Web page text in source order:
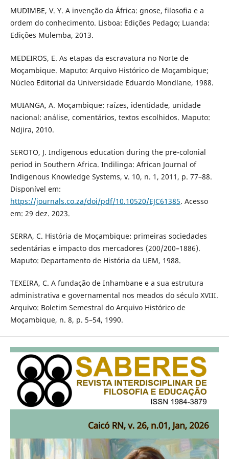
MUDIMBE, V. Y. A invenção da África: gnose, filosofia e a
ordem do conhecimento. Lisboa: Edições Pedago; Luanda:
Edições Mulemba, 2013.
MEDEIROS, E. As etapas da escravatura no Norte de
Moçambique. Maputo: Arquivo Histórico de Moçambique;
Núcleo Editorial da Universidade Eduardo Mondlane, 1988.
MUIANGA, A. Moçambique: raízes, identidade, unidade
nacional: análise, comentários, textos escolhidos. Maputo:
Ndjira, 2010.
SEROTO, J. Indigenous education during the pre-colonial
period in Southern Africa. Indilinga: African Journal of
Indigenous Knowledge Systems, v. 10, n. 1, 2011, p. 77–88.
Disponível em:
https://journals.co.za/doi/pdf/10.10520/EJC61385. Acesso
em: 29 dez. 2023.
SERRA, C. História de Moçambique: primeiras sociedades
sedentárias e impacto dos mercadores (200/200–1886).
Maputo: Departamento de História da UEM, 1988.
TEXEIRA, C. A fundação de Inhambane e a sua estrutura
administrativa e governamental nos meados do século XVIII.
Arquivo: Boletim Semestral do Arquivo Histórico de
Moçambique, n. 8, p. 5–54, 1990.